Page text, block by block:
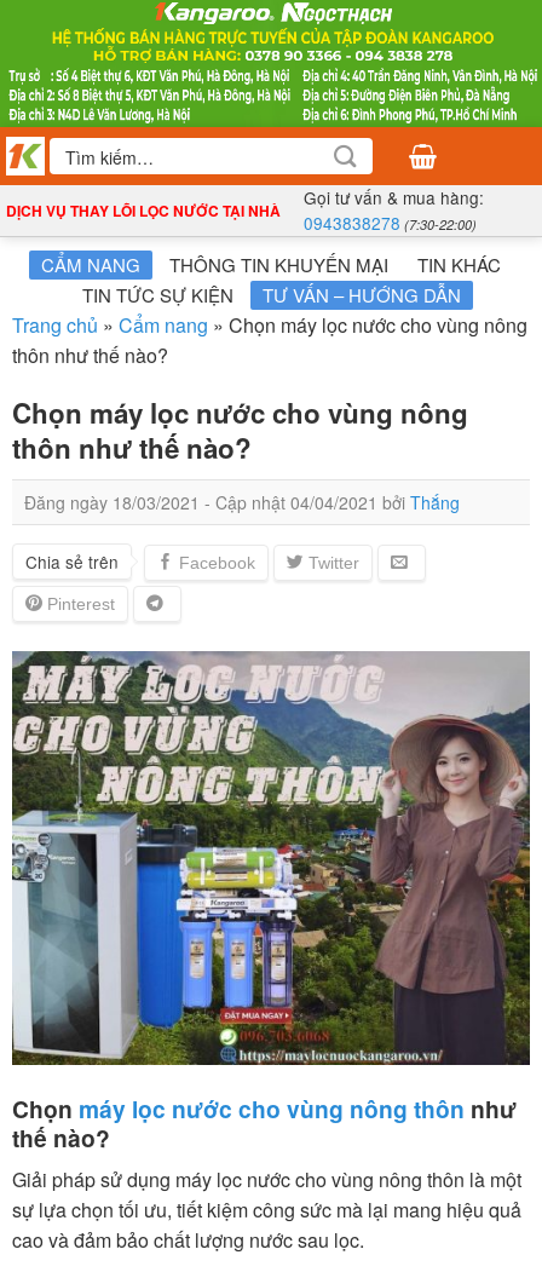
nội
dung
Tìm
kiếm:
DỊCH VỤ THAY LÕI LỌC NƯỚC TẠI NHÀ
Gọi tư vấn & mua hàng:
0943838278 (7:30-22:00)
CẨM NANG THÔNG TIN KHUYẾN MẠI
TIN KHÁC
TIN TỨC SỰ KIỆN
TƯ VẤN – HƯỚNG DẪN
Trang chủ » Cẩm nang » Chọn máy lọc nước cho vùng nông
thôn như thế nào?
Chọn máy lọc nước cho vùng nông
thôn như thế nào?
Đăng ngày 18/03/2021 - Cập nhật 04/04/2021 bởi Thắng
Chia sẻ trên
Chọn máy lọc nước cho vùng nông thôn như
thế nào?
Giải pháp sử dụng máy lọc nước cho vùng nông thôn là một
sự lựa chọn tối ưu, tiết kiệm công sức mà lại mang hiệu quả
cao và đảm bảo chất lượng nước sau lọc.